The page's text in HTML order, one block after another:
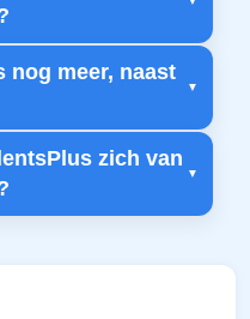
nog meer, naast
zich van